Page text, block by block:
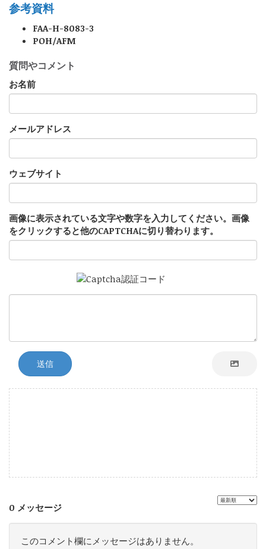
参考資料
FAA-H-8083-3
POH/AFM
質問やコメント
お名前
メールアドレス
ウェブサイト
画像に表示されている文字や数字を入力してください。画像
をクリックすると他のCAPTCHAに切り替わります。
送信
0 メッセージ
このコメント欄にメッセージはありません。